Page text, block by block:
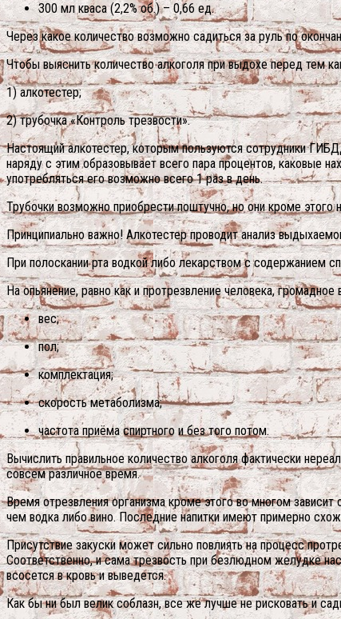
300 мл кваса (2,2% об.) – 0,66 ед.
Через какое количество возможно садиться за руль по
Чтобы выяснить количество алкоголя при выдохе перед тем
1) алкотестер;
2) трубочка «Контроль трезвости».
Настоящий алкотестер, которым пользуются сотрудники
наряду с этим образовывает всего пара процентов, каковые
употребляться его возможно всего 1 раз в день.
Трубочки возможно приобрести поштучно, но они кроме этого
Принципиально важно! Алкотестер проводит анализ
При полоскании рта водкой либо лекарством с содержанием
На опьянение, равно как и протрезвление человека,
вес;
пол;
комплектация;
скорость метаболизма;
частота приёма спиртного и без того потом.
Вычислить правильное количество алкоголя фактически
совсем различное время.
Время отрезвления организма кроме этого во многом зависит
чем водка либо вино. Последние напитки имеют примерно
Присутствие закуски может сильно повлиять на процесс
Соответственно, и сама трезвость при безлюдном желудке
всосется в кровь и выведется.
Как бы ни был велик соблазн, все же лучше не рисковать и